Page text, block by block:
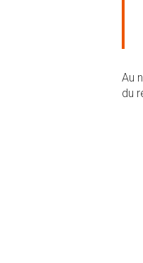
Au
du